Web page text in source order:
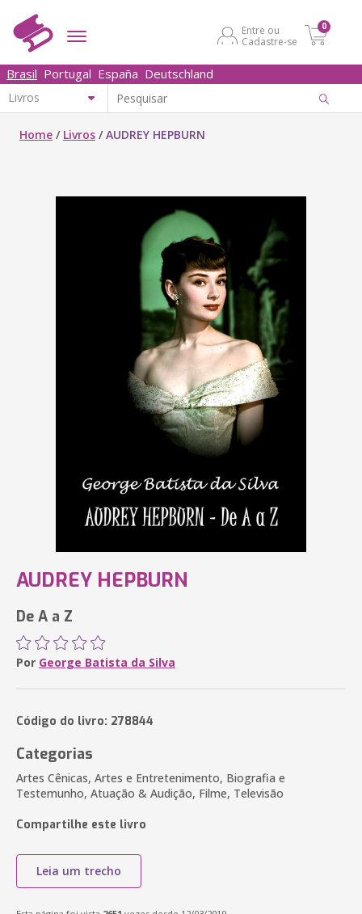
Entre ou
Cadastre-se
0
Brasil Portugal España Deutschland
Home / Livros /AUDREY HEPBURN
AUDREY HEPBURN
De A a Z
Por George Batista da Silva
Código do livro: 278844
Categorias
Artes Cênicas, Artes e Entretenimento, Biografia e
Testemunho, Atuação & Audição, Filme, Televisão
Compartilhe este livro
Leia um trecho